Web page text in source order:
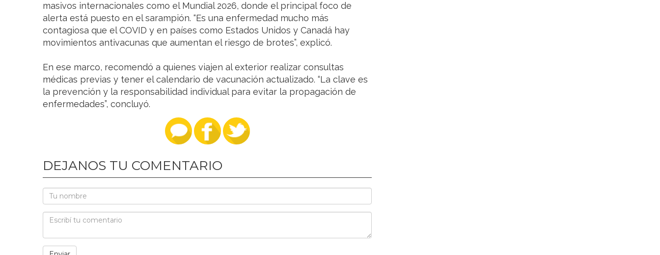
masivos internacionales como el Mundial 2026, donde el principal foco de
alerta está puesto en el sarampión. “Es una enfermedad mucho más
contagiosa que el COVID y en países como Estados Unidos y Canadá hay
movimientos antivacunas que aumentan el riesgo de brotes”, explicó.
En ese marco, recomendó a quienes viajen al exterior realizar consultas
médicas previas y tener el calendario de vacunación actualizado. “La clave es
la prevención y la responsabilidad individual para evitar la propagación de
enfermedades”, concluyó.
DEJANOS TU COMENTARIO